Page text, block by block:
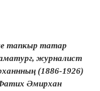
тапкыр татар
журналист
(1886-1926)
Әмирхан